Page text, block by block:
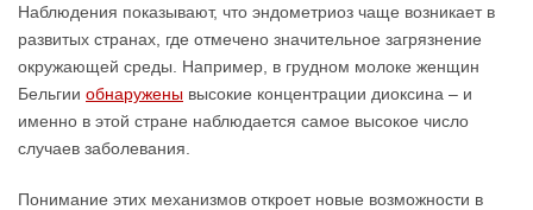
Наблюдения показывают, что эндометриоз чаще возникает в
развитых странах, где отмечено значительное загрязнение
окружающей среды. Например, в грудном молоке женщин
Бельгии обнаружены высокие концентрации диоксина – и
именно в этой стране наблюдается самое высокое число
случаев заболевания.
Понимание этих механизмов откроет новые возможности в